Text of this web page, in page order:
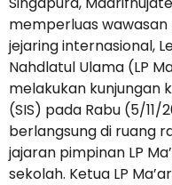
memperluas
jejaring internasional,
Nahdlatul Ulama (LP
melakukan kunjungan
(SIS) pada Rabu (5/
berlangsung di ruang
jajaran pimpinan LP
sekolah. Ketua LP